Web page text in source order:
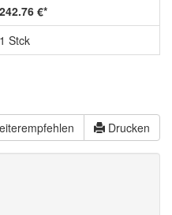
242.76 €*
1 Stck
Drucken